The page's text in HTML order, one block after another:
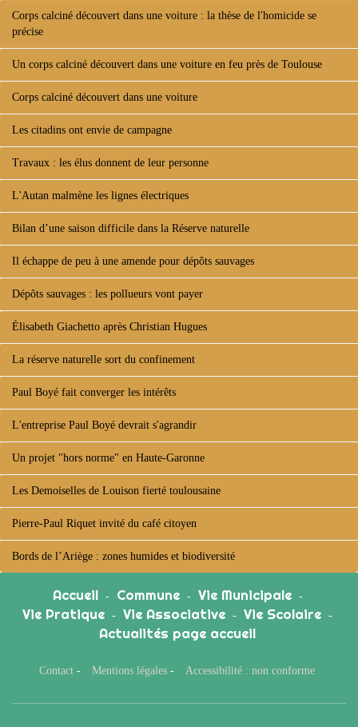
Corps calciné découvert dans une voiture : la thèse de l'homicide se
précise
Un corps calciné découvert dans une voiture en feu près de Toulouse
Corps calciné découvert dans une voiture
Les citadins ont envie de campagne
Travaux : les élus donnent de leur personne
L'Autan malmène les lignes électriques
Bilan d’une saison difficile dans la Réserve naturelle
Il échappe de peu à une amende pour dépôts sauvages
Dépôts sauvages : les pollueurs vont payer
Élisabeth Giachetto après Christian Hugues
La réserve naturelle sort du confinement
Paul Boyé fait converger les intérêts
L'entreprise Paul Boyé devrait s'agrandir
Un projet "hors norme" en Haute-Garonne
Les Demoiselles de Louison fierté toulousaine
Pierre-Paul Riquet invité du café citoyen
Bords de l’Ariège : zones humides et biodiversité
Accueil - Commune - Vie Municipale -
Vie Pratique - Vie Associative - Vie Scolaire -
Actualités page accueil
Contact - Mentions légales - Accessibilité : non conforme